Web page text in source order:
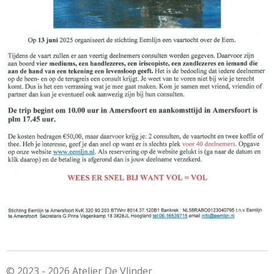
© 2023 - 2026 Atelier De Vlinder